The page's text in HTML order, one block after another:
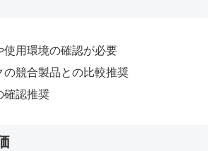
用環境の確認が必要
競合製品との比較推奨
確認推奨